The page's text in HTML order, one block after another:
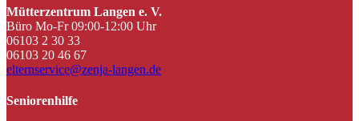
Mütterzentrum Langen e. V.
Büro Mo-Fr 09:00-12:00 Uhr
06103 2 30 33
06103 20 46 67
elternservice@zenja-langen.de
Seniorenhilfe